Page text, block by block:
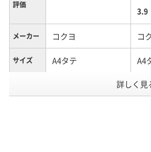
評価
3.9
メーカー コクヨ コ
サイズ A4タテ A4
ブ
詳しく見